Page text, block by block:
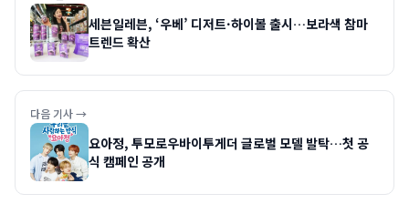
세븐일레븐, ‘우베’ 디저트·하이볼 출시…보라색 참마
트렌드 확산
다음 기사 →
요아정, 투모로우바이투게더 글로벌 모델 발탁…첫 공
식 캠페인 공개